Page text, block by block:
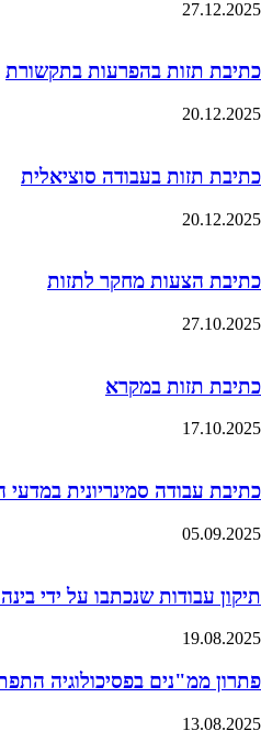
27.12.2025
כתיבת תזות בהפרעות בתקשורת
20.12.2025
כתיבת תזות בעבודה סוציאלית
20.12.2025
כתיבת הצעות מחקר לתזות
27.10.2025
כתיבת תזות במקרא
17.10.2025
כתיבת עבודה סמינריונית במדעי
05.09.2025
תיקון עבודות שנכתבו על ידי
19.08.2025
פתרון ממ"נים בפסיכולוגיה
13.08.2025